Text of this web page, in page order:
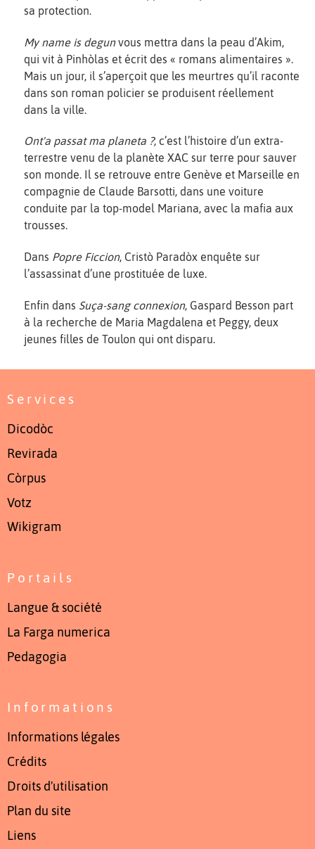
sa protection.
My name is degunvous mettra dans la peau d’Akim,
qui vit à Pinhòlas et écrit des « romans alimentaires ».
Mais un jour, il s’aperçoit que les meurtres qu’il raconte
dans son roman policier se produisent réellement
dans la ville.
Ont'a passat ma planeta ?, c’est l’histoire d’un extra-
terrestre venu de la planète XAC sur terre pour sauver
son monde. Il se retrouve entre Genève et Marseille en
compagnie de Claude Barsotti, dans une voiture
conduite par la top-model Mariana, avec la mafia aux
trousses.
Dans Popre Ficcion, Cristò Paradòx enquête sur
l’assassinat d’une prostituée de luxe.
Enfin dans Suça-sang connexion, Gaspard Besson part
à la recherche de Maria Magdalena et Peggy, deux
jeunes filles de Toulon qui ont disparu.
Services
Dicodòc
Revirada
Còrpus
Votz
Wikigram
Portails
Langue & société
La Farga numerica
Pedagogia
Informations
Informations légales
Crédits
Droits d'utilisation
Plan du site
Liens